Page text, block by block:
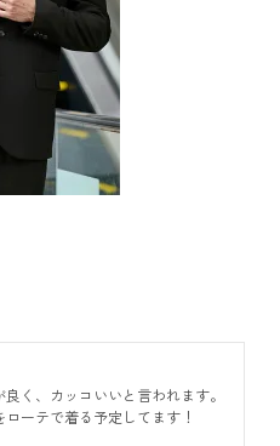
く、カッコいいと言われます。
ーテで着る予定してます！